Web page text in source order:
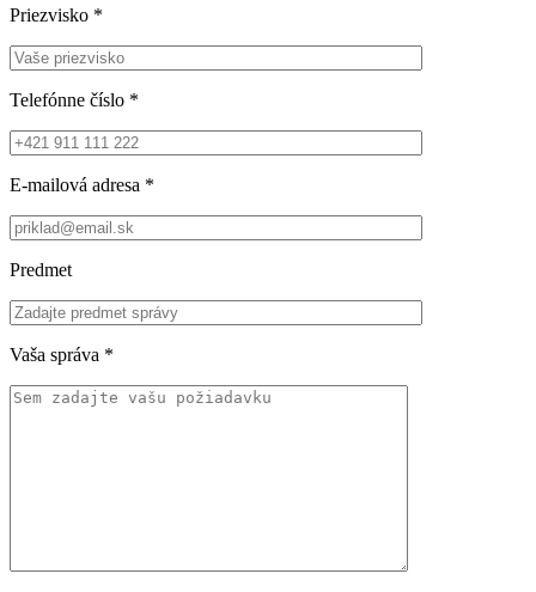
Priezvisko *
Telefónne číslo *
E-mailová adresa *
Predmet
Vaša správa *